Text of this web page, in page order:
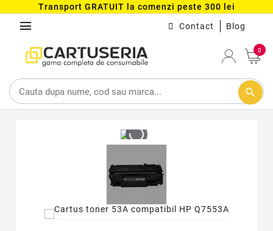
Transport GRATUIT la comenzi peste 300 lei
menu Contact Blog
0
search